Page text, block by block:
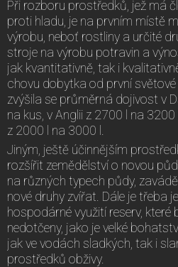
Při rozboru prostředků, jež má
proti hladu, je na prvním místě
výrobu, neboť rostliny a určité
stroje na výrobu potravin a
jak kvantitativně, tak i
chovu dobytka od první
zvýšila se průměrná dojivost v
na kus, v Anglii z 2700 l na
z 2000 l na 3000 l.
Jiným, ještě účinnějším
rozšířit zemědělství o novou
na různých typech půdy,
nové druhy zvířat. Dále je třeba
hospodárné využití reserv,
nedotčeny, jako je velké
jak ve vodách sladkých, tak i
prostředků obživy.